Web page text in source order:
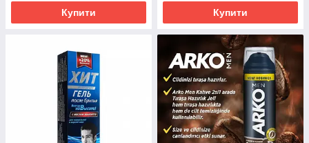
Купити Купити